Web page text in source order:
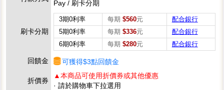
Pay / 刷卡分期
刷卡分期
3期0利率 每期 $560元
配合銀行
5期0利率
每期 $336元
配合銀行
6期0利率
每期 $280元 配合銀行
回饋金 可獲得$3點回饋金
折價券
▲本商品可使用折價券或其他優惠
· 請於購物車下拉選用